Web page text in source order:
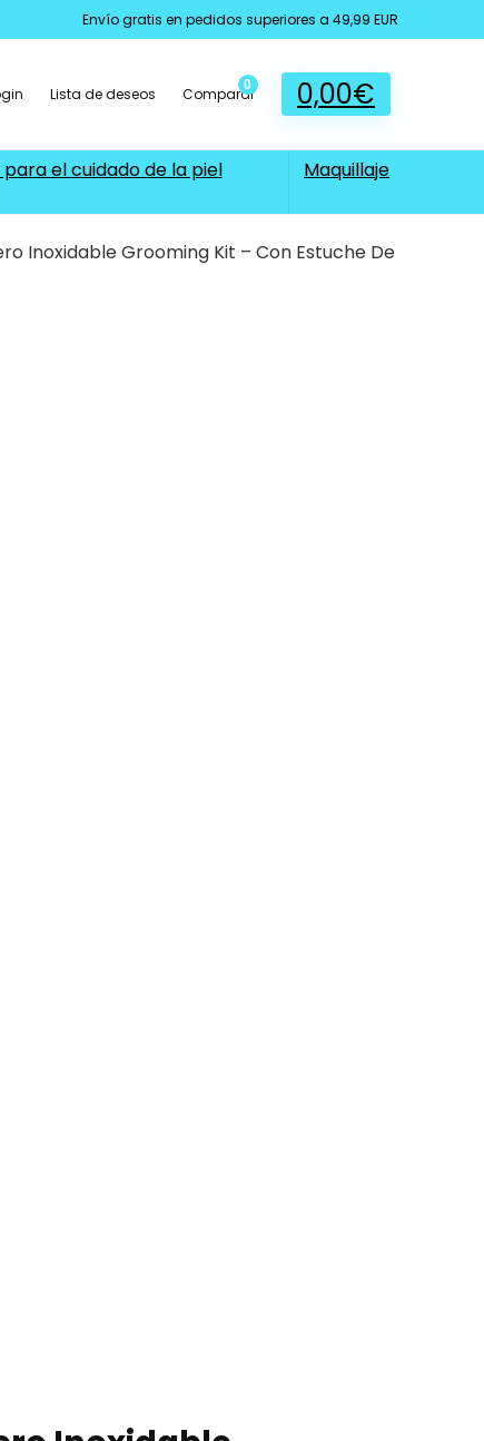
Envío gratis en pedidos superiores a 49,99 EUR
Lista de deseos 0
Comparar 0,00€
el cuidado de la piel
Maquillaje
Inoxidable Grooming Kit – Con Estuche De